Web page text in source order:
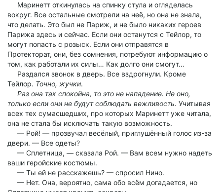
Маринетт откинулась на спинку стула и огляделась
вокруг. Все остальные смотрели на неё, но она не знала,
что делать. Это был не Париж, и не было никаких героев
Парижа здесь и сейчас. Если они останутся с Тейлор, то
могут попасть с розыск. Если они отправятся в
Протекторат, они, без сомнения, потребуют информацию о
том, как работали их силы… Как долго они смогут…
Раздался звонок в дверь. Все вздрогнули. Кроме
Тейлор. Точно, жучки.
Раз она так спокойна, то это не нападение. Не оно,
только если они не будут соблюдать вежливость. Учитывая
всех тех сумасшедших, про которых Маринетт уже читала,
она не стала бы исключать такую возможность.
— Рой! — прозвучал весёлый, приглушённый голос из-за
двери. — Все одеты?
— Сплетница, — сказала Рой. — Вам всем нужно надеть
ваши геройские костюмы.
— Ты ей не расскажешь? — спросил Нино.
— Нет. Она, вероятно, сама обо всём догадается, но